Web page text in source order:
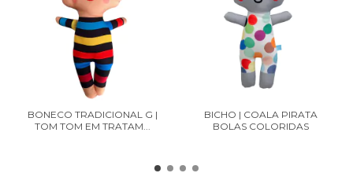
BONECO TRADICIONAL G |
TOM TOM EM TRATAM...
BICHO | COALA PIRATA
BOLAS COLORIDAS